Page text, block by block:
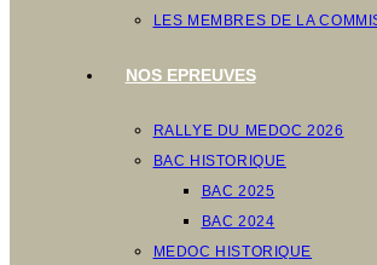
LES MEMBRES DE LA
NOS EPREUVES
RALLYE DU MEDOC 2026
BAC HISTORIQUE
BAC 2025
BAC 2024
MEDOC HISTORIQUE